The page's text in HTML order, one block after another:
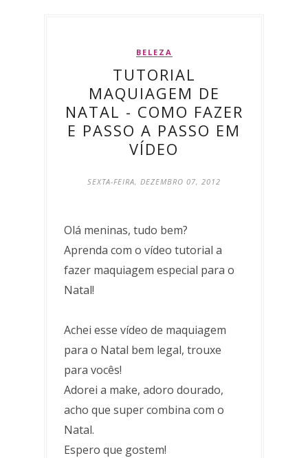
BELEZA
TUTORIAL
MAQUIAGEM DE
NATAL - COMO FAZER
E PASSO A PASSO EM
VÍDEO
SEXTA-FEIRA, DEZEMBRO 07, 2012
Olá meninas, tudo bem?
Aprenda com o vídeo tutorial a
fazer maquiagem especial para o
Natal!
Achei esse vídeo de maquiagem
para o Natal bem legal, trouxe
para vocês!
Adorei a make, adoro dourado,
acho que super combina com o
Natal.
Espero que gostem!